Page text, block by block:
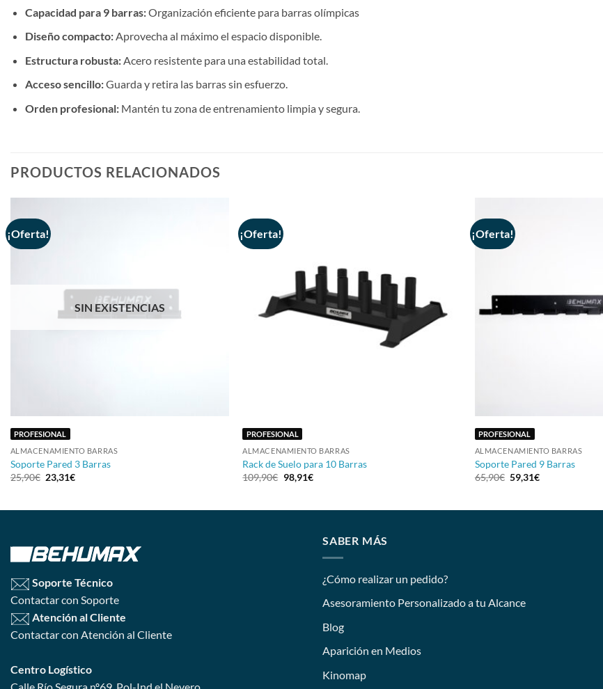
Capacidad para 9 barras:Organización eficiente para barras olímpicas
Diseño compacto:Aprovecha al máximo el espacio disponible.
Estructura robusta:Acero resistente para una estabilidad total.
Acceso sencillo:Guarda y retira las barras sin esfuerzo.
Orden profesional:Mantén tu zona de entrenamiento limpia y segura.
PRODUCTOS RELACIONADOS
¡Oferta!
SIN EXISTENCIAS
PROFESIONAL
ALMACENAMIENTO BARRAS
Soporte Pared 3 Barras
25,90€ 23,31€
¡Oferta!
PROFESIONAL
ALMACENAMIENTO BARRAS
Rack de Suelo para 10 Barras
109,90€ 98,91€
¡Oferta!
PROFESIONAL
ALMACENAMIENTO BARRAS
Soporte Pared 9 Barras
65,90€ 59,31€
Soporte Técnico
Contactar con Soporte
Atención al Cliente
Contactar con Atención al Cliente
Centro Logístico
SABER MÁS
¿Cómo realizar un pedido?
Asesoramiento Personalizado a tu Alcance
Blog
Aparición en Medios
Kinomap